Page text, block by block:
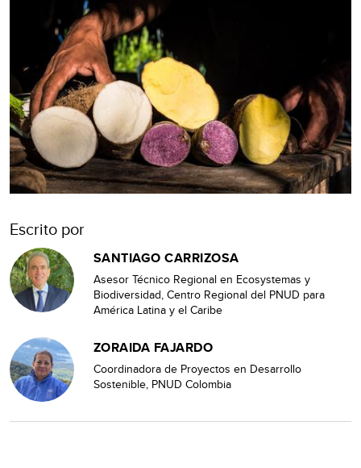
Escrito por
SANTIAGO CARRIZOSA
Asesor Técnico Regional en Ecosystemas y
Biodiversidad, Centro Regional del PNUD para
América Latina y el Caribe
ZORAIDA FAJARDO
Coordinadora de Proyectos en Desarrollo
Sostenible, PNUD Colombia